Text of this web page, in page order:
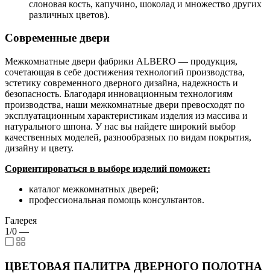
слоновая кость, капучино, шоколад и множество других
различных цветов).
Современные двери
Межкомнатные двери фабрики ALBERO — продукция,
сочетающая в себе достижения технологий производства,
эстетику современного дверного дизайна, надежность и
безопасность. Благодаря инновационным технологиям
производства, наши межкомнатные двери превосходят по
эксплуатационным характеристикам изделия из массива и
натурального шпона. У нас вы найдете широкий выбор
качественных моделей, разнообразных по видам покрытия,
дизайну и цвету.
Сориентироваться в выборе изделий поможет:
каталог межкомнатных дверей;
профессиональная помощь консультантов.
Галерея
1/0 —
ЦВЕТОВАЯ ПАЛИТРА ДВЕРНОГО ПОЛОТНА